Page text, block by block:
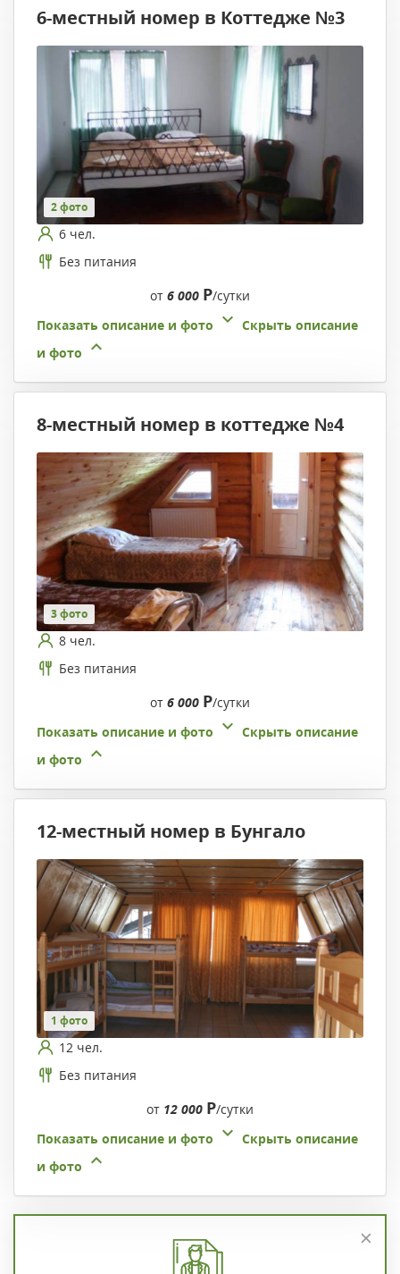
6-местный номер в Коттедже №3
2 фото
6 чел.
Без питания
от 6 000 Р/сутки
Показать описание и фото
Скрыть описание
и фото
8-местный номер в коттедже №4
3 фото
8 чел.
Без питания
от 6 000 Р/сутки
Показать описание и фото
Скрыть описание
и фото
12-местный номер в Бунгало
1 фото
12 чел.
Без питания
от 12 000 Р/сутки
Показать описание и фото
Скрыть описание
и фото